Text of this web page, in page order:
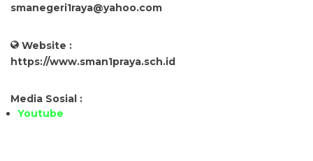
smanegeri1raya@yahoo.com
Website :
https://www.sman1praya.sch.id
Media Sosial :
Youtube